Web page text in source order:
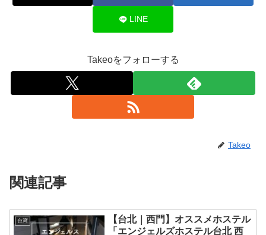
LINE
Takeoをフォローする
Takeo
関連記事
台湾
【台北｜西門】オススメホステル
「エンジェルズホステル台北 西